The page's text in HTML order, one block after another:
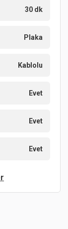
30 dk
Plaka
Kablolu
Evet
Evet
Evet